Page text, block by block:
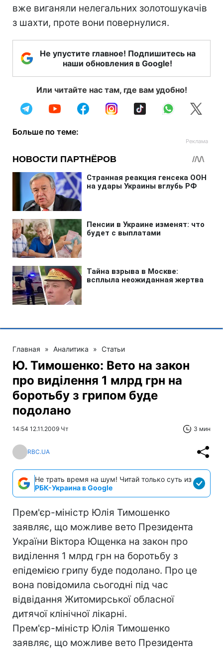
вже виганяли нелегальних золотошукачів
з шахти, проте вони повернулися.
Не упустите главное! Подпишитесь на
наши обновления в Google!
Или читайте нас там, где вам удобно!
Больше по теме:
Главная » Аналитика » Статьи
Ю. Тимошенко: Вето на закон
про виділення 1 млрд грн на
боротьбу з грипом буде
подолано
14:54 12.11.2009 Чт 3 мин
RBC.UA
Не трать время на шум! Читай только суть из
РБК-Украина в Google
Прем'єр-міністр Юлія Тимошенко
заявляє, що можливе вето Президента
України Віктора Ющенка на закон про
виділення 1 млрд грн на боротьбу з
епідемією грипу буде подолано. Про це
вона повідомила сьогодні під час
відвідання Житомирської обласної
дитячої клінічної лікарні.
Прем'єр-міністр Юлія Тимошенко
заявляє, що можливе вето Президента